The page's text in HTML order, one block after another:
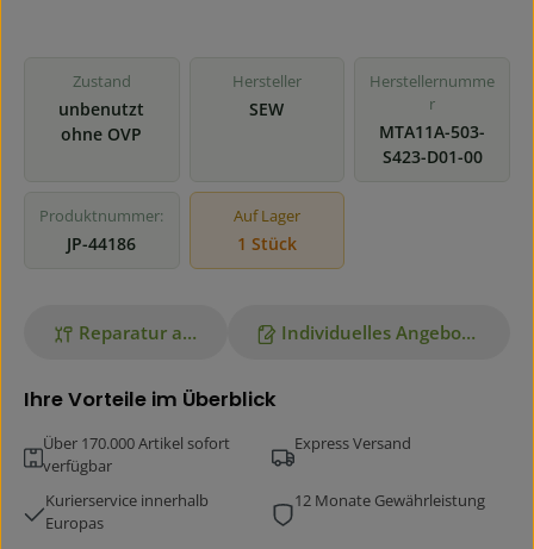
Zustand
unbenutzt
ohne OVP
Hersteller
SEW
Herstellernumme
r
MTA11A-503-
S423-D01-00
Produktnummer:
JP-44186
Auf Lager
1 Stück
Reparatur anfragen Individuelles Angebot anfordern
Ihre Vorteile im Überblick
Über 170.000 Artikel sofort
verfügbar
Express Versand
Kurierservice innerhalb
Europas
12 Monate Gewährleistung